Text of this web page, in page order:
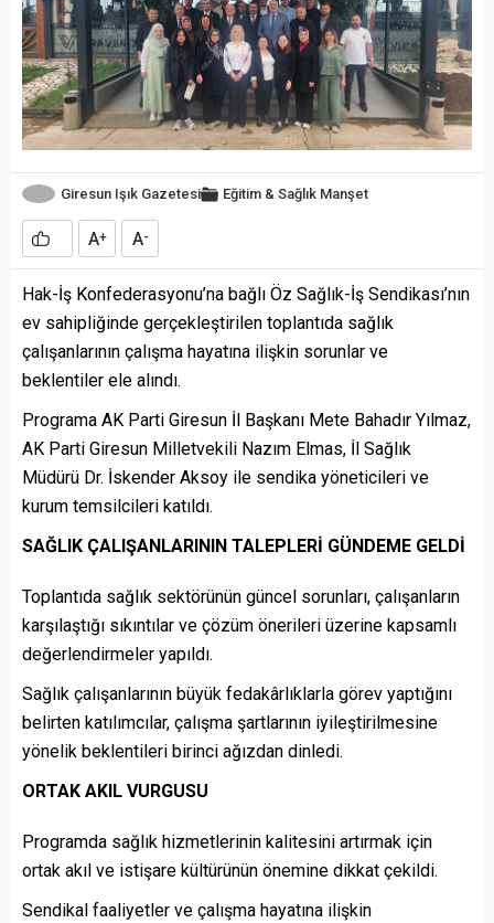
Giresun Işık Gazetesi Eğitim & Sağlık Manşet
A+ A-
Hak-İş Konfederasyonu’na bağlı Öz Sağlık-İş Sendikası’nın
ev sahipliğinde gerçekleştirilen toplantıda sağlık
çalışanlarının çalışma hayatına ilişkin sorunlar ve
beklentiler ele alındı.
Programa AK Parti Giresun İl Başkanı Mete Bahadır Yılmaz,
AK Parti Giresun Milletvekili Nazım Elmas, İl Sağlık
Müdürü Dr. İskender Aksoy ile sendika yöneticileri ve
kurum temsilcileri katıldı.
SAĞLIK ÇALIŞANLARININ TALEPLERİ GÜNDEME GELDİ
Toplantıda sağlık sektörünün güncel sorunları, çalışanların
karşılaştığı sıkıntılar ve çözüm önerileri üzerine kapsamlı
değerlendirmeler yapıldı.
Sağlık çalışanlarının büyük fedakârlıklarla görev yaptığını
belirten katılımcılar, çalışma şartlarının iyileştirilmesine
yönelik beklentileri birinci ağızdan dinledi.
ORTAK AKIL VURGUSU
Programda sağlık hizmetlerinin kalitesini artırmak için
ortak akıl ve istişare kültürünün önemine dikkat çekildi.
Sendikal faaliyetler ve çalışma hayatına ilişkin